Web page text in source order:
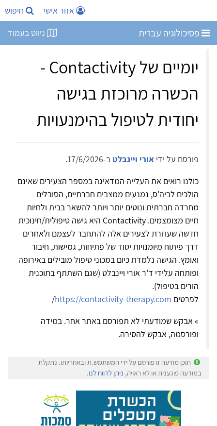
אזור אישי חיפוש
פסיכולוגיה עברית ניווט בעמוד
יומיים של Contactivity -
הכשרה מרוכזת בגישה
יחודית לטיפול בהימנעויות
פורסם על ידי אורי ויינבלטב-17/6/2026.
כולנו רואים את העלייה המדאיגה במספר הצעירים שאינם
הולכים לביה'ס, נמנעים ממצבים חברתיים, הסובלים
מחרדה חברתית ונוטים יותר ויותר להשאר בבית ולחיות
חיים מצומצמים. Contactivity היא גישה טיפולית/חינוכית
חדשה שעוזרת לצעירים אלה להתחבר לעצמם ולאחרים
דרך פיתוח מיומנויות יסוד של פתיחות, גמישות, חיבור
ואומץ. הגישה נלמדת כיום במכוני טיפול מובילים באירופה
ופותחה עלידי ד'ר אורי ויינבלט (שגם השתתף בתוכנית
הורים בטיפול).
לפרטים https://contactivity-therapy.com
/
» אבקש שמודעתי לא תפורסם באתר אחר. במידה
ופורסמה, אבקש להסירה.
תוכן מודעה זו פורסם על ידי המשתמש.ת ובאחריותו. נתקלת
במודעה פוגענית או לא ראויה, ניתן לדווח לנו.